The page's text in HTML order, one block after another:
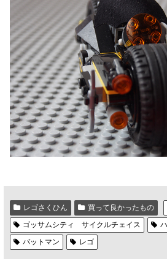
レゴさくひん 買って良かったもの
ゴッサムシティ サイクルチェイス
バットマン
レゴ